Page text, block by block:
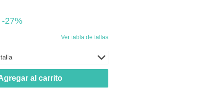
-27%
Ver tabla de tallas
al carrito